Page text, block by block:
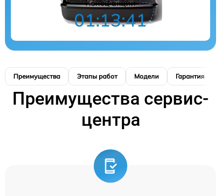
Конец акции
01:13:40
Преимущества Этапы работ Модели Гарантия
Преимущества сервис-
центра